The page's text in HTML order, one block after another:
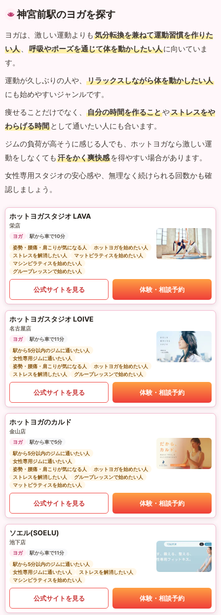
神宮前駅のヨガを探す
ヨガは、激しい運動よりも 気分転換を兼ねて運動習慣を作りた
い人 、 呼吸やポーズを通じて体を動かしたい人に向いていま
す。
運動が久しぶりの人や、
リラックスしながら体を動かしたい人
にも始めやすいジャンルです。
痩せることだけでなく、
自分の時間を作ることやストレスをや
わらげる時間 として通いたい人にも合います。
ジムの負荷が高そうに感じる人でも、ホットヨガなら激しい運
動をしなくても 汗をかく爽快感 を得やすい場合があります。
女性専用スタジオの安心感や、無理なく続けられる回数かも確
認しましょう。
ホットヨガスタジオ LAVA
栄店
ヨガ
駅から車で10分
姿勢・腰痛・肩こりが気になる人
ホットヨガを始めたい人
ストレスを解消したい人
マットピラティスを始めたい人
マシンピラティスを始めたい人
グループレッスンで始めたい人
公式サイトを見る 体験・相談予約
ホットヨガスタジオ LOIVE
名古屋店
ヨガ
駅から車で11分
駅から5分以内のジムに通いたい人
女性専用ジムに通いたい人
姿勢・腰痛・肩こりが気になる人
ホットヨガを始めたい人
ストレスを解消したい人
グループレッスンで始めたい人
公式サイトを見る 体験・相談予約
ホットヨガのカルド
金山店
ヨガ
駅から車で5分
駅から5分以内のジムに通いたい人
女性専用ジムに通いたい人
姿勢・腰痛・肩こりが気になる人
ホットヨガを始めたい人
ストレスを解消したい人
グループレッスンで始めたい人
マットピラティスを始めたい人
公式サイトを見る 体験・相談予約
ソエル(SOELU)
池下店
ヨガ
駅から車で11分
駅から5分以内のジムに通いたい人
女性専用ジムに通いたい人
ストレスを解消したい人
マシンピラティスを始めたい人
公式サイトを見る 体験・相談予約